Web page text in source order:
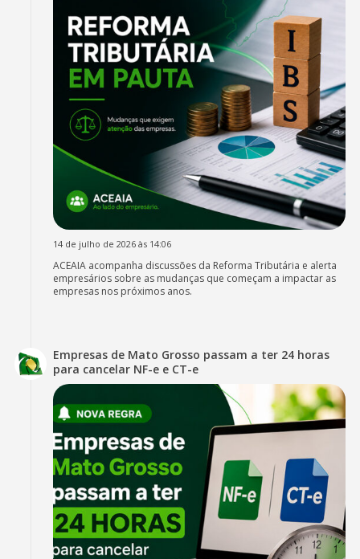
14 de julho de 2026 às 14:06
ACEAIA acompanha discussões da Reforma Tributária e alerta
empresários sobre as mudanças que começam a impactar as
empresas nos próximos anos.
Empresas de Mato Grosso passam a ter 24 horas
para cancelar NF-e e CT-e